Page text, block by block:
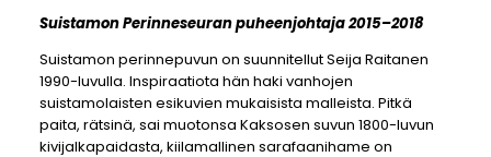
Suistamon Perinneseuran puheenjohtaja 2015–2018
Suistamon perinnepuvun on suunnitellut Seija Raitanen
1990-luvulla. Inspiraatiota hän haki vanhojen
suistamolaisten esikuvien mukaisista malleista. Pitkä
paita, rätsinä, sai muotonsa Kaksosen suvun 1800-luvun
kivijalkapaidasta, kiilamallinen sarafaanihame on